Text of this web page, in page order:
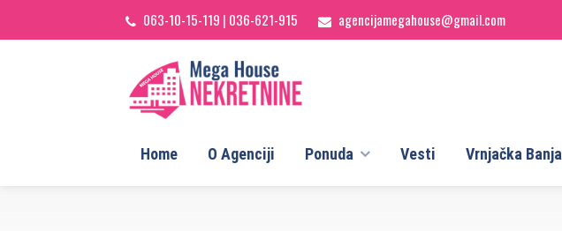
063-10-15-119 | 036-621-915 agencijamegahouse@gmail.com
Home O Agenciji Ponuda Vesti Vrnjačka Banja